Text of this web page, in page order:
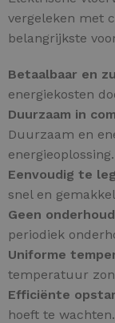
vergeleken met
belangrijkste
Betaalbaar en
energiekosten
Duurzaam in
Duurzaam en
energieoplossing.
Eenvoudig te
snel en
Geen
periodiek
Uniforme
temperatuur
Efficiënte
hoeft te wachten.